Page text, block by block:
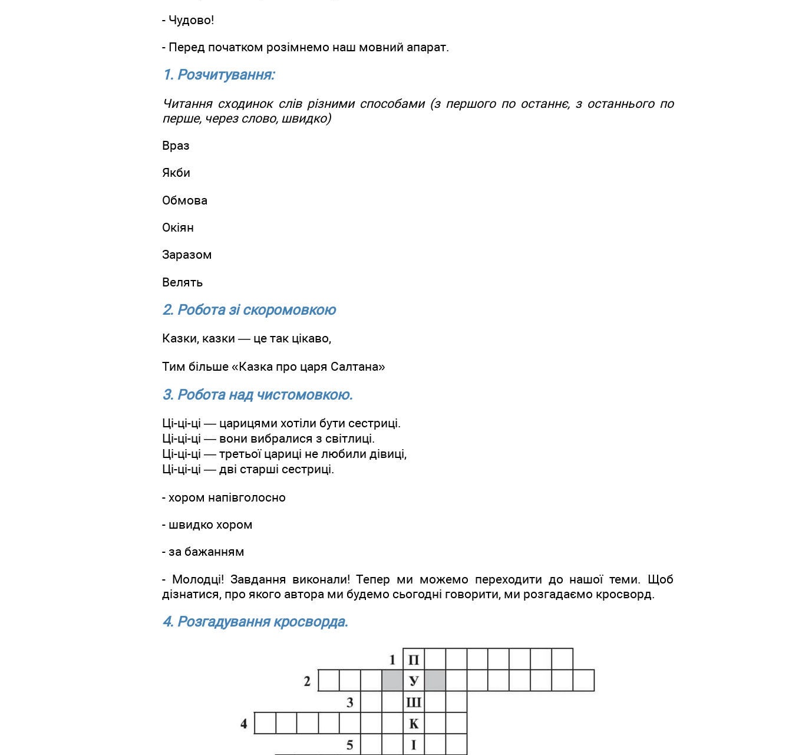
- Чудово!
- Перед початком розімнемо наш мовний апарат.
1. Розчитування:
Читання сходинок слів різними способами (з першого по останнє, з останнього по
перше, через слово, швидко)
Враз
Якби
Обмова
Окіян
Заразом
Велять
2. Робота зі скоромовкою
Казки, казки — це так цікаво,
Тим більше «Казка про царя Салтана»
3. Робота над чистомовкою.
Ці-ці-ці — царицями хотіли бути сестриці.
Ці-ці-ці — вони вибралися з світлиці.
Ці-ці-ці — третьої цариці не любили дівиці,
Ці-ці-ці — дві старші сестриці.
- хором напівголосно
- швидко хором
- за бажанням
- Молодці! Завдання виконали! Тепер ми можемо переходити до нашої теми. Щоб
дізнатися, про якого автора ми будемо сьогодні говорити, ми розгадаємо кросворд.
4. Розгадування кросворда.